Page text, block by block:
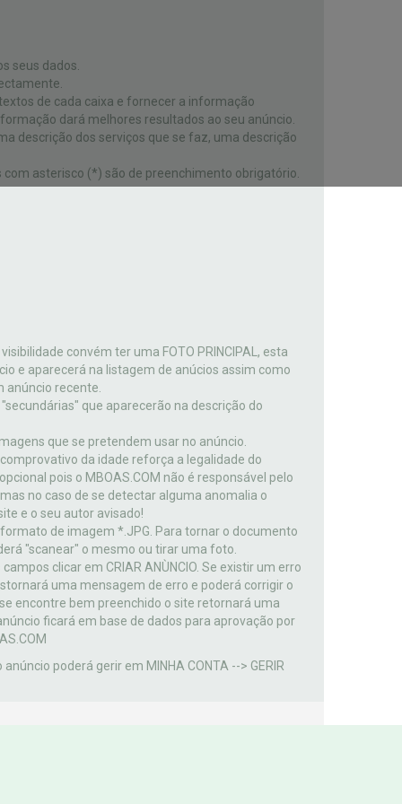
seus dados.
de cada caixa e fornecer a informação
dará melhores resultados ao seu anúncio.
descrição dos serviços que se faz, uma descrição
asterisco (*) são de preenchimento obrigatório.
convém ter uma FOTO PRINCIPAL, esta
e aparecerá na listagem de anúcios assim como
anúncio recente.
que aparecerão na descrição do
que se pretendem usar no anúncio.
da idade reforça a legalidade do
pois o MBOAS.COM não é responsável pelo
no caso de se detectar alguma anomalia o
e o seu autor avisado!
de imagem *.JPG. Para tornar o documento
"scanear" o mesmo ou tirar uma foto.
clicar em CRIAR ANÙNCIO. Se existir um erro
uma mensagem de erro e poderá corrigir o
encontre bem preenchido o site retornará uma
ficará em base de dados para aprovação por
poderá gerir em MINHA CONTA --> GERIR